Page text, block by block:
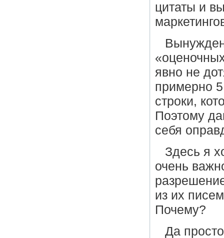
цитаты и
явно не
примерно
строки,
Поэтому
себя
Здесь я
очень
из их
Почему?
Да